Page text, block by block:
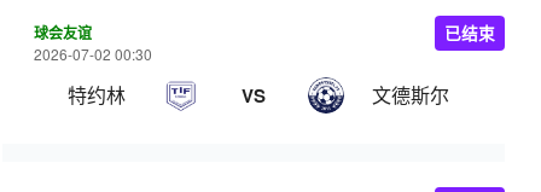
球会友谊
2026-07-02 00:30
特约林 VS 文德斯尔
已结束